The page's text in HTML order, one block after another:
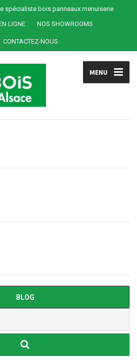
spécialiste bois panneaux menuiserie
LIGNE
NOS SHOWROOMS
CONTACTEZ-NOUS
MENU
BLOG